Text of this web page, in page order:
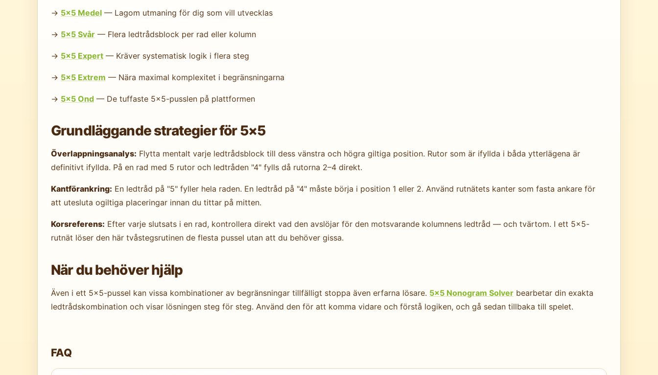
→ 5×5 Medel— Lagom utmaning för dig som vill utvecklas
→ 5×5 Svår— Flera ledtrådsblock per rad eller kolumn
→ 5×5 Expert— Kräver systematisk logik i flera steg
→ 5×5 Extrem — Nära maximal komplexitet i begränsningarna
→ 5×5 Ond— De tuffaste 5×5-pusslen på plattformen
Grundläggande strategier för 5×5
Överlappningsanalys: Flytta mentalt varje ledtrådsblock till dess vänstra och högra giltiga position. Rutor som är ifyllda i båda ytterlägena är
definitivt ifyllda. På en rad med 5 rutor och ledtråden "4" fylls då rutorna 2–4 direkt.
Kantförankring: En ledtråd på "5" fyller hela raden. En ledtråd på "4" måste börja i position 1 eller 2. Använd rutnätets kanter som fasta ankare för
att utesluta ogiltiga placeringar innan du tittar på mitten.
Korsreferens: Efter varje slutsats i en rad, kontrollera direkt vad den avslöjar för den motsvarande kolumnens ledtråd — och tvärtom. I ett 5×5-
rutnät löser den här tvåstegsrutinen de flesta pussel utan att du behöver gissa.
När du behöver hjälp
Även i ett 5×5-pussel kan vissa kombinationer av begränsningar tillfälligt stoppa även erfarna lösare. 5×5 Nonogram Solverbearbetar din exakta
ledtrådskombination och visar lösningen steg för steg. Använd den för att komma vidare och förstå logiken, och gå sedan tillbaka till spelet.
FAQ